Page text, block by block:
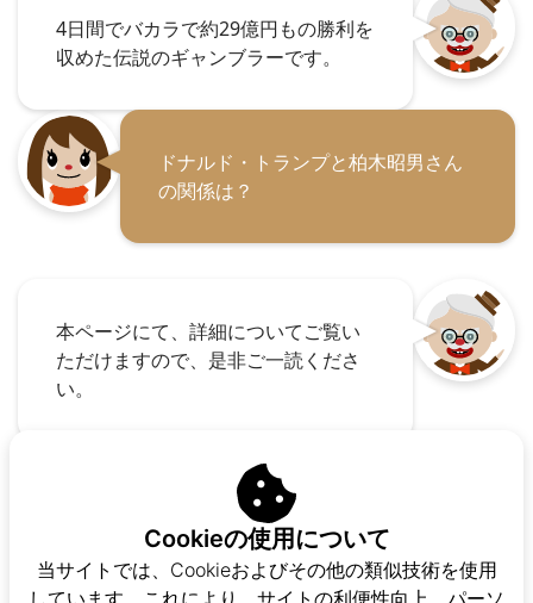
4日間でバカラで約29億円もの勝利を
収めた伝説のギャンブラーです。
ドナルド・トランプと柏木昭男さん
の関係は？
本ページにて、詳細についてご覧い
ただけますので、是非ご一読くださ
い。
Cookieの使用について
当サイトでは、Cookieおよびその他の類似技術を使用
しています。これにより、サイトの利便性向上、パーソ